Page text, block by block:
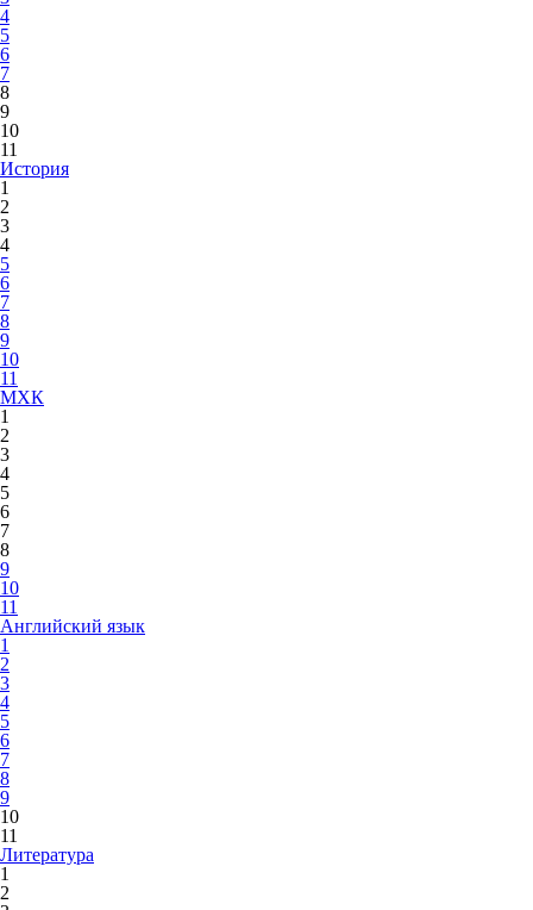
4
5
6
7
8
9
10
11
История
1
2
3
4
5
6
7
8
9
10
11
МХК
1
2
3
4
5
6
7
8
9
10
11
Английский язык
1
2
3
4
5
6
7
8
9
10
11
Литература
1
2